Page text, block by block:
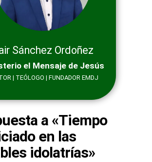
Sánchez Ordoñez
el Mensaje de Jesús
| TEÓLOGO | FUNDADOR EMDJ
a «Tiempo
en las
idolatrías»